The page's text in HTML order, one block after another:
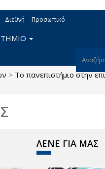
Διεθνή Προσωπικό
> Το πανεπιστήμιο στην
ΛΕΝΕ ΓΙΑ ΜΑΣ